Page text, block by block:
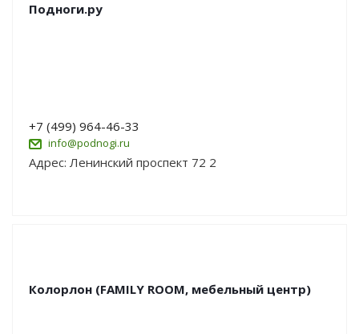
Подноги.ру
+7 (499) 964-46-33
info@podnogi.ru
Адрес: Ленинский проспект 72 2
Колорлон (FAMILY ROOM, мебельный центр)